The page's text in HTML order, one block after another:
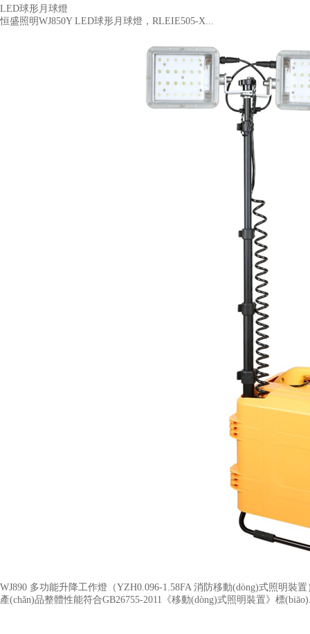
LED球形月球燈
恒盛照明WJ850Y LED球形月球燈，RLEIE505-X...
WJ890 多功能升降工作燈（YZH0.096-1.58FA 消防移動(dòng)式照明裝置​
產(chǎn)品整體性能符合GB26755-2011《移動(dòng)式照明裝置》標